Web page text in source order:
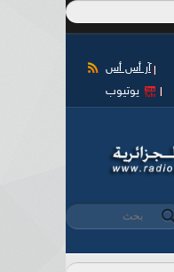
آر أس أس
يوتيوب
البحث ‏بحث ‏